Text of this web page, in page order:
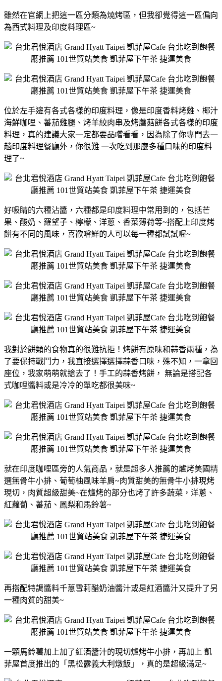
雖然在官網上把這一區分類為燒烤區，但我卻覺得這一區偏向
為西式料理及印度料理區~
位於左手邊有各式各樣的印度料理，像是印度香料烤雞、椰汁
海鮮咖哩、蕃茄雞腿、烤羊絞肉串及烤蘑菇餅各式各樣的印度
料理，真的建議大家一定都要品嚐看看，因為除了你專門去一
趟印度料理餐廳外，你很難 一次吃到那麼多種口味的印度料
理了~
好吸睛的六種沾醬，六種都是印度料理中常用到的，包括芒
果、酸奶、羅望子、檸檬、洋蔥、香菜薄荷等~搭配上印度烤
餅有不同的風味，喜歡嚐鮮的人可以每一種都試試喔~
我對於餅類的食物真的很難抗拒！烤餅有原味和蒜香兩種，為
了要保持戰鬥力，我直接選擇選擇蒜香口味，殊不知，一拿回
座位，我家萌萌就搶去了！手工的蒜香烤餅， 無論是搭配各
式咖哩醬料或是冷冷的單吃都很美味~
就在印度咖哩區旁的人氣商品，就是超多人推薦的爐烤美國精
選無骨牛小排、葡萄柚風味羊肩~肉質甜美的無骨牛小排現烤
現切，肉質超級甜美~在爐烤的部分也烤了許多蔬菜，洋蔥、
紅蘿蔔、蕃茄、鳳梨和馬鈴薯~
再搭配特調醬料千蔥雪莉醋奶油醬汁或是紅酒醬汁又提升了另
一種肉質的甜美~
一顆馬鈴薯加上加了紅酒醬汁的現切爐烤牛小排，再加上 凱
菲屋首度推出的「黑松露義大利燉飯」，真的是超級滿足~